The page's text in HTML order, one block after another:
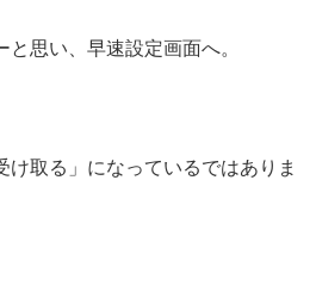
思い、早速設定画面へ。
け取る」になっているではありま